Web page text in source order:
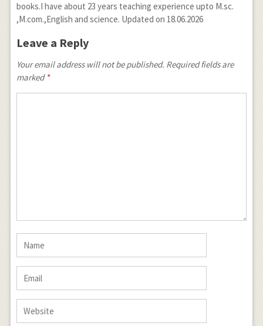
books.I have about 23 years teaching experience upto M.sc.
,M.com.,English and science. Updated on 18.06.2026
Leave a Reply
Your email address will not be published. Required fields are
marked *